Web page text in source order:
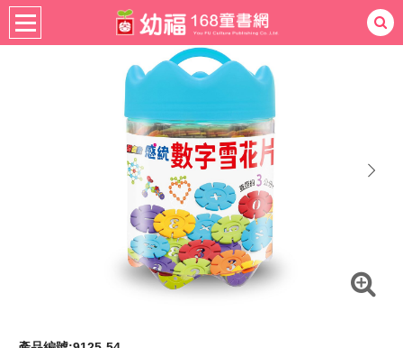
ㄅㄆㄇ學習
練習本
3D立體書
書籍分齡 適用年齡 4-6歲
next